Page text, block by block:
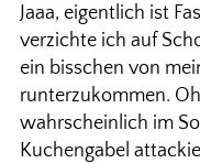
Jaaa, eigentlich ist
verzichte ich auf
ein bisschen von
runterzukommen.
wahrscheinlich im
Kuchengabel